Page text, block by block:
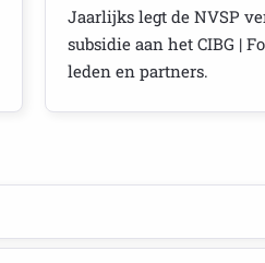
Jaarlijks legt de NVSP
subsidie aan het CIBG |
leden en partners.